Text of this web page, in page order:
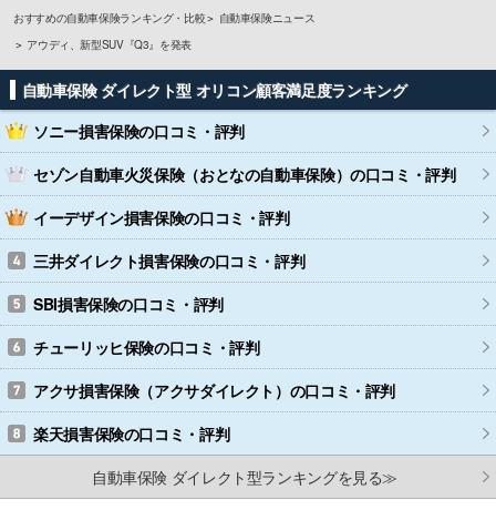
おすすめの自動車保険ランキング・比較
自動車保険ニュース
アウディ、新型SUV『Q3』を発表
自動車保険 ダイレクト型 オリコン顧客満足度ランキング
ソニー損害保険の口コミ・評判
セゾン自動車火災保険（おとなの自動車保険）の口コミ・評判
イーデザイン損害保険の口コミ・評判
三井ダイレクト損害保険の口コミ・評判
SBI損害保険の口コミ・評判
チューリッヒ保険の口コミ・評判
アクサ損害保険（アクサダイレクト） の口コミ・評判
楽天損害保険の口コミ・評判
自動車保険 ダイレクト型ランキングを見る≫